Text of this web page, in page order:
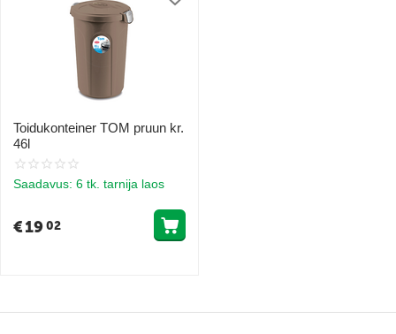
Toidukonteiner TOM pruun kr.
46l
Saadavus: 6 tk. tarnija laos
€1902